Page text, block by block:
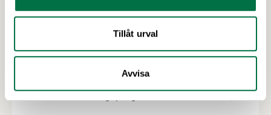
Tillåt urval
Avvisa
Utlysningar: Forskning och Innovation
med fokus på försörjning
I höst öppnar Formas två utlysningar inom det
nationella forskningsprogrammet för livsmedel,